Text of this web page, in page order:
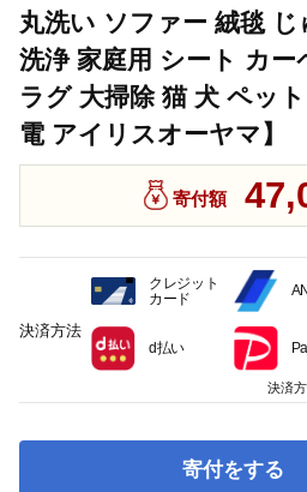
丸洗い ソファー 絨毯
洗浄 家庭用 シート カ
ラグ 大掃除 猫 犬 ペッ
電 アイリスオーヤマ】
寄付額
寄付をする
決済方法
クレジット
カード
d払い
決済